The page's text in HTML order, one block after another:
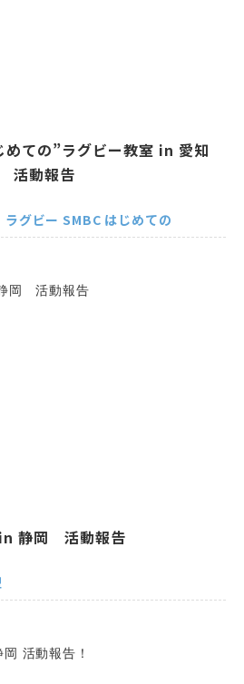
ての”ラグビー教室 in 愛知
活動報告
ラグビー SMBC はじめての
静岡 活動報告